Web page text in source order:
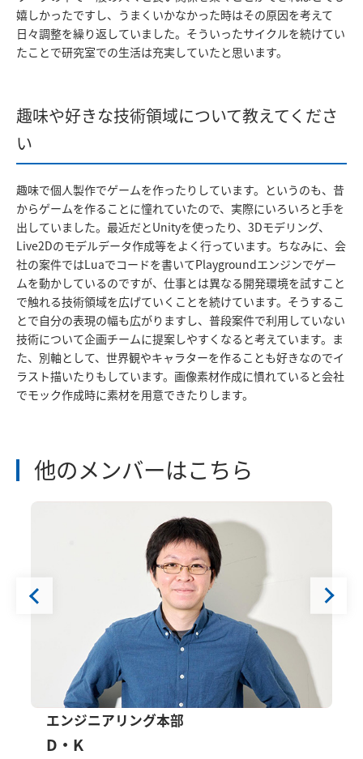
嬉しかったですし、うまくいかなかった時はその原因を考えて
日々調整を繰り返していました。そういったサイクルを続けてい
たことで研究室での生活は充実していたと思います。
趣味や好きな技術領域について教えてくださ
い
趣味で個人製作でゲームを作ったりしています。というのも、昔
からゲームを作ることに憧れていたので、実際にいろいろと手を
出していました。最近だとUnityを使ったり、3Dモデリング、
Live2Dのモデルデータ作成等をよく行っています。ちなみに、会
社の案件ではLuaでコードを書いてPlaygroundエンジンでゲー
ムを動かしているのですが、仕事とは異なる開発環境を試すこと
で触れる技術領域を広げていくことを続けています。そうするこ
とで自分の表現の幅も広がりますし、普段案件で利用していない
技術について企画チームに提案しやすくなると考えています。ま
た、別軸として、世界観やキャラターを作ることも好きなのでイ
ラスト描いたりもしています。画像素材作成に慣れていると会社
でモック作成時に素材を用意できたりします。
他のメンバーはこちら
エンジニアリング本部
D・K